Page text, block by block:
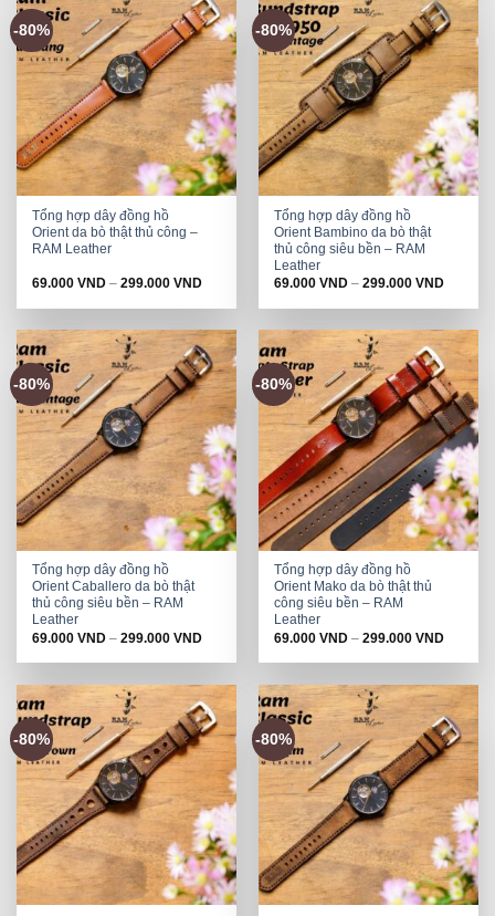
-80%
Tổng hợp dây đồng hồ
Orient da bò thật thủ công –
RAM Leather
69.000VND –299.000VND
-80%
Tổng hợp dây đồng hồ
Orient Bambino da bò thật
thủ công siêu bền – RAM
Leather
69.000VND –299.000VND
-80%
Tổng hợp dây đồng hồ
Orient Caballero da bò thật
thủ công siêu bền – RAM
Leather
69.000VND –299.000VND
-80%
Tổng hợp dây đồng hồ
Orient Mako da bò thật thủ
công siêu bền – RAM
Leather
69.000VND –299.000VND
-80% -80%